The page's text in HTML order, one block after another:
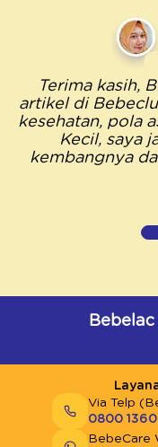
Terima kasih,
artikel di
kesehatan, pola
Kecil, saya
kembangnya
Via Telp
0800
BebeCare